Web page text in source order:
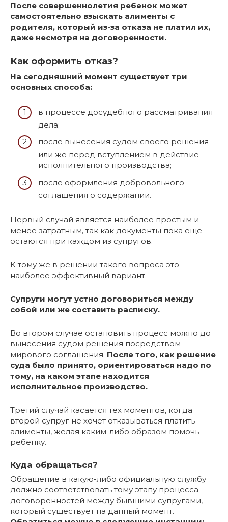
После совершеннолетия ребенок может
самостоятельно взыскать алименты с
родителя, который из-за отказа не платил их,
даже несмотря на договоренности.
Как оформить отказ?
На сегодняшний момент существует три
основных способа:
в процессе досудебного рассматривания
дела;
после вынесения судом своего решения
или же перед вступлением в действие
исполнительного производства;
после оформления добровольного
соглашения о содержании.
Первый случай является наиболее простым и
менее затратным, так как документы пока еще
остаются при каждом из супругов.
К тому же в решении такого вопроса это
наиболее эффективный вариант.
Супруги могут устно договориться между
собой или же составить расписку.
Во втором случае остановить процесс можно до
вынесения судом решения посредством
мирового соглашения. После того, как решение
суда было принято, ориентироваться надо по
тому, на каком этапе находится
исполнительное производство.
Третий случай касается тех моментов, когда
второй супруг не хочет отказываться платить
алименты, желая каким-либо образом помочь
ребенку.
Куда обращаться?
Обращение в какую-либо официальную службу
должно соответствовать тому этапу процесса
договоренностей между бывшими супругами,
который существует на данный момент.